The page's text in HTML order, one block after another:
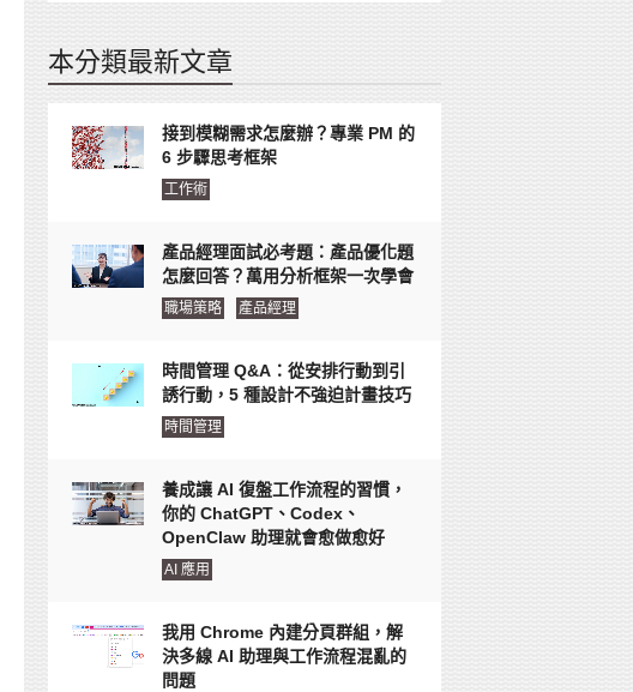
本分類最新文章
接到模糊需求怎麼辦？專業 PM 的
6 步驟思考框架
工作術
產品經理面試必考題：產品優化題
怎麼回答？萬用分析框架一次學會
職場策略 產品經理
時間管理 Q&A：從安排行動到引
誘行動，5 種設計不強迫計畫技巧
時間管理
養成讓 AI 復盤工作流程的習慣，
你的 ChatGPT、Codex、
OpenClaw 助理就會愈做愈好
AI 應用
我用 Chrome 內建分頁群組，解
決多線 AI 助理與工作流程混亂的
問題